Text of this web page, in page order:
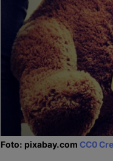
Foto: pixabay.comCC0